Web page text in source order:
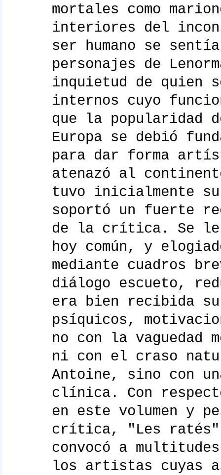
mortales como
interiores del
ser humano se
personajes de
inquietud de quien
internos cuyo
que la popularidad
Europa se debió
para dar forma
atenazó al
tuvo inicialmente
soportó un fuerte
de la crítica. Se le
hoy común, y
mediante cuadros
diálogo escueto,
era bien recibida
psíquicos,
no con la vaguedad
ni con el craso
Antoine, sino con
clínica. Con
en este volumen y
crítica, "Les ratés"
convocó a
los artistas cuyas